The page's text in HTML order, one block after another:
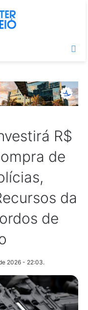
R$
de
da
de
2026 - 22:03.